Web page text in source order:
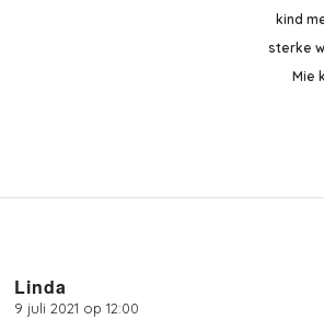
kind
sterke
Mie
Linda
zegt:
9 juli 2021 op 12:00